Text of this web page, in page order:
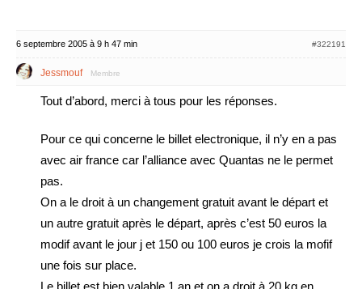
6 septembre 2005 à 9 h 47 min #322191
Jessmouf Membre
Tout d’abord, merci à tous pour les réponses.
Pour ce qui concerne le billet electronique, il n’y en a pas
avec air france car l’alliance avec Quantas ne le permet
pas.
On a le droit à un changement gratuit avant le départ et
un autre gratuit après le départ, après c’est 50 euros la
modif avant le jour j et 150 ou 100 euros je crois la mofif
une fois sur place.
Le billet est bien valable 1 an et on a droit à 20 kg en